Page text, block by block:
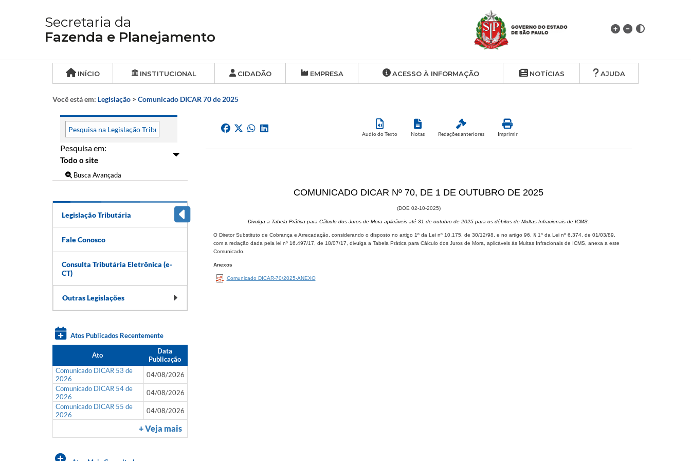
Secretaria da
Fazenda e Planejamento
INÍCIO INSTITUCIONAL CIDADÃO EMPRESA ACESSO À INFORMAÇÃO NOTÍCIAS AJUDA
Você está em: Legislação > Comunicado DICAR 70 de 2025
Pesquisa em:
Busca Avançada
Legislação Tributária
Fale Conosco
Consulta Tributária Eletrônica (e-
CT)
Outras Legislações
Atos Publicados Recentemente
Ato
Data
Publicação
Comunicado DICAR 53 de
2026
04/08/2026
Comunicado DICAR 54 de
2026
04/08/2026
Comunicado DICAR 55 de
2026
04/08/2026
+ Veja mais
Audio do Texto Notas Redações anteriores Imprimir
COMUNICADO DICAR Nº 70, DE 1 DE OUTUBRO DE 2025
(DOE 02-10-2025​)
Divulga a T​​abela Prática para Cálculo dos Juros de Mora aplicáveis até 31 de outubro de 2025 para os débitos de Multas Infracionais de ICMS.
O Diretor Substituto de Cobrança e Arrecadação, considerando o disposto no artigo 1º da Lei nº 10.175, de 30/12/98, e no artigo 96, § 1º da Lei nº 6.374, de 01/03/89,
com a redação dada pela lei nº 16.497/17, de 18/07/17, divulga a Tabela Prática para Cálculo dos Juros de Mora, aplicáveis às Multas Infracionais de ICMS, anexa a este
Comunicado.​
Anexos
Comunicado DICAR-70/2025-ANEXO